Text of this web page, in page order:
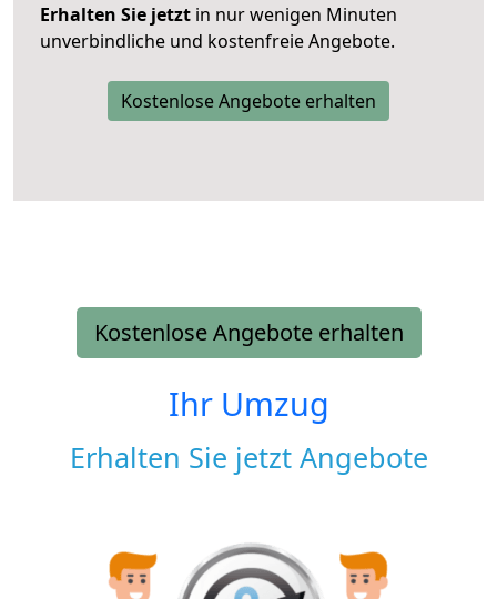
Erhalten Sie jetzt in nur wenigen Minuten
unverbindliche und kostenfreie Angebote.
Kostenlose Angebote erhalten
Kostenlose Angebote erhalten
Ihr Umzug
Erhalten Sie jetzt Angebote